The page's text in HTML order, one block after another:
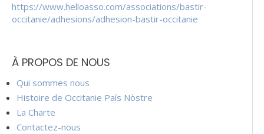
https://www.helloasso.com/associations/bastir-
occitanie/adhesions/adhesion-bastir-occitanie
À PROPOS DE NOUS
Qui sommes nous
Histoire de Occitanie País Nòstre
La Charte
Contactez-nous